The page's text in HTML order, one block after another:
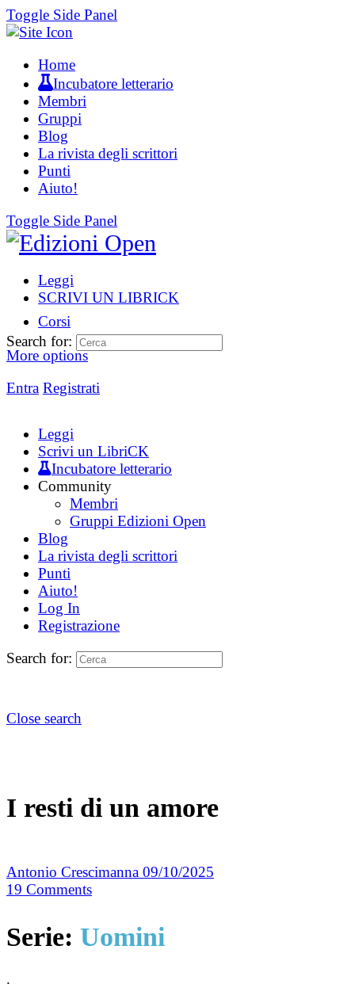
Toggle Side Panel
Home
Incubatore letterario
Membri
Gruppi
Blog
La rivista degli scrittori
Punti
Aiuto!
Toggle Side Panel
Leggi
SCRIVI UN LIBRICK
Corsi
More options
Entra Registrati
Search for:
Leggi
Scrivi un LibriCK
Incubatore letterario
Community
Membri
Gruppi Edizioni Open
Blog
La rivista degli scrittori
Punti
Aiuto!
Log In
Registrazione
Search for:
Close search
I resti di un amore
Antonio Crescimanna 09/10/2025
19 Comments
Serie: Uomini
.